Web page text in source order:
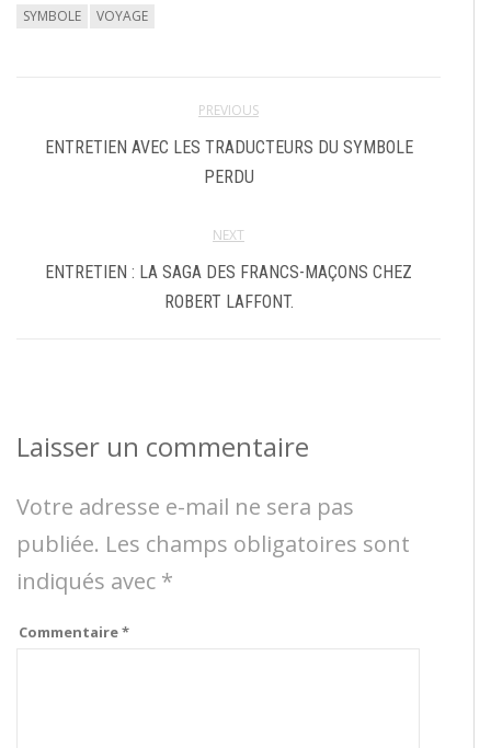
SYMBOLE VOYAGE
PREVIOUS
ENTRETIEN AVEC LES TRADUCTEURS DU SYMBOLE
PERDU
NEXT
ENTRETIEN : LA SAGA DES FRANCS-MAÇONS CHEZ
ROBERT LAFFONT.
Laisser un commentaire
Votre adresse e-mail ne sera pas
publiée. Les champs obligatoires sont
indiqués avec *
Commentaire*